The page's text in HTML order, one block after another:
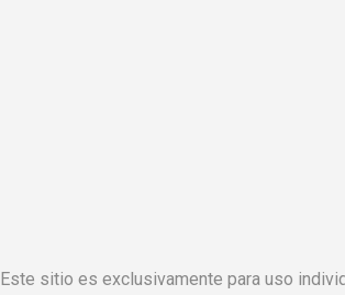
Este sitio es exclusivamente para uso